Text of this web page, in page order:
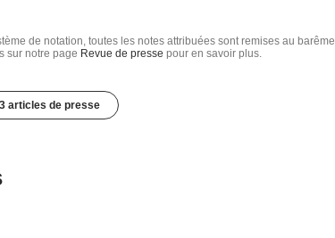
de notation, toutes les notes attribuées sont remises au barême
sur notre page Revue de presse pour en savoir plus.
articles de presse